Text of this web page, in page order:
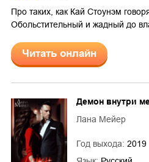
Про таких, как Кай Стоунэм
Обольстительный и жадный до
Читать онлайн
Демон внутри
Лана Мейер
Год выхода: 2019